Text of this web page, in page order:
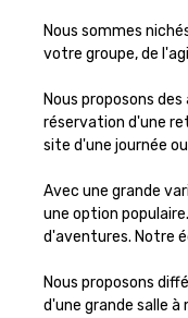
Nous sommes
votre groupe, de
Nous proposons
réservation d'une
site d'une journée
Avec une grande
une option
d'aventures. Notre
Nous proposons
d'une grande salle